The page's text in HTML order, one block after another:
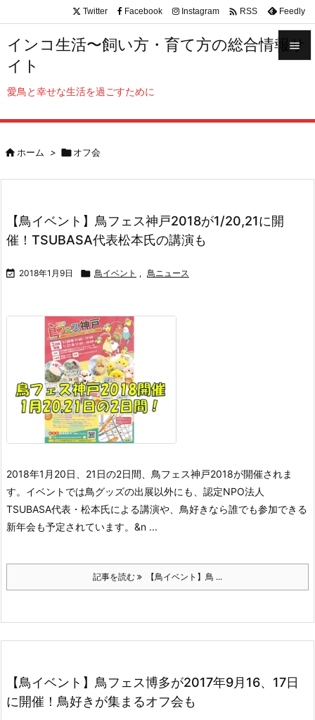
インコ生活〜飼い方・育て方の総合情報サ
イト
愛鳥と幸せな生活を過ごすために

サイド

Twitter Facebook Instagram  RSS Feedly
ホーム > オフ会
【鳥イベント】鳥フェス神戸2018が1/20,21に開
催！TSUBASA代表松本氏の講演も
 2018年1月9日  鳥イベント , 鳥ニュース
2018年1月20日、21日の2日間、鳥フェス神戸2018が開催されま
す。イベントでは鳥グッズの出展以外にも、認定NPO法人
TSUBASA代表・松本氏による講演や、鳥好きなら誰でも参加できる
新年会も予定されています。 &n ...
記事を読む 【鳥イベント】鳥 ...
【鳥イベント】鳥フェス博多が2017年9月16、17日
に開催！鳥好きが集まるオフ会も